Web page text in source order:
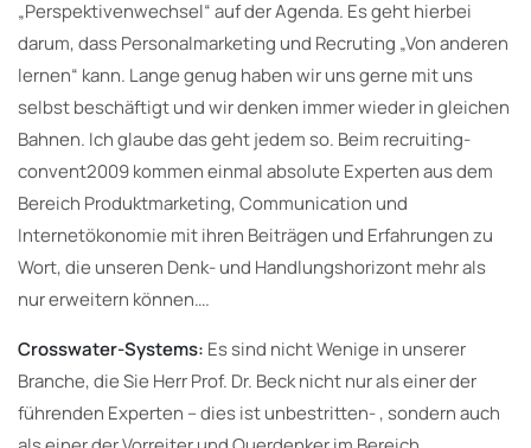
„Perspektivenwechsel“ auf der Agenda. Es geht hierbei
darum, dass Personalmarketing und Recruting „Von anderen
lernen“ kann. Lange genug haben wir uns gerne mit uns
selbst beschäftigt und wir denken immer wieder in gleichen
Bahnen. Ich glaube das geht jedem so. Beim recruiting-
convent2009 kommen einmal absolute Experten aus dem
Bereich Produktmarketing, Communication und
Internetökonomie mit ihren Beiträgen und Erfahrungen zu
Wort, die unseren Denk- und Handlungshorizont mehr als
nur erweitern können….
Crosswater-Systems: Es sind nicht Wenige in unserer
Branche, die Sie Herr Prof. Dr. Beck nicht nur als einer der
führenden Experten – dies ist unbestritten- , sondern auch